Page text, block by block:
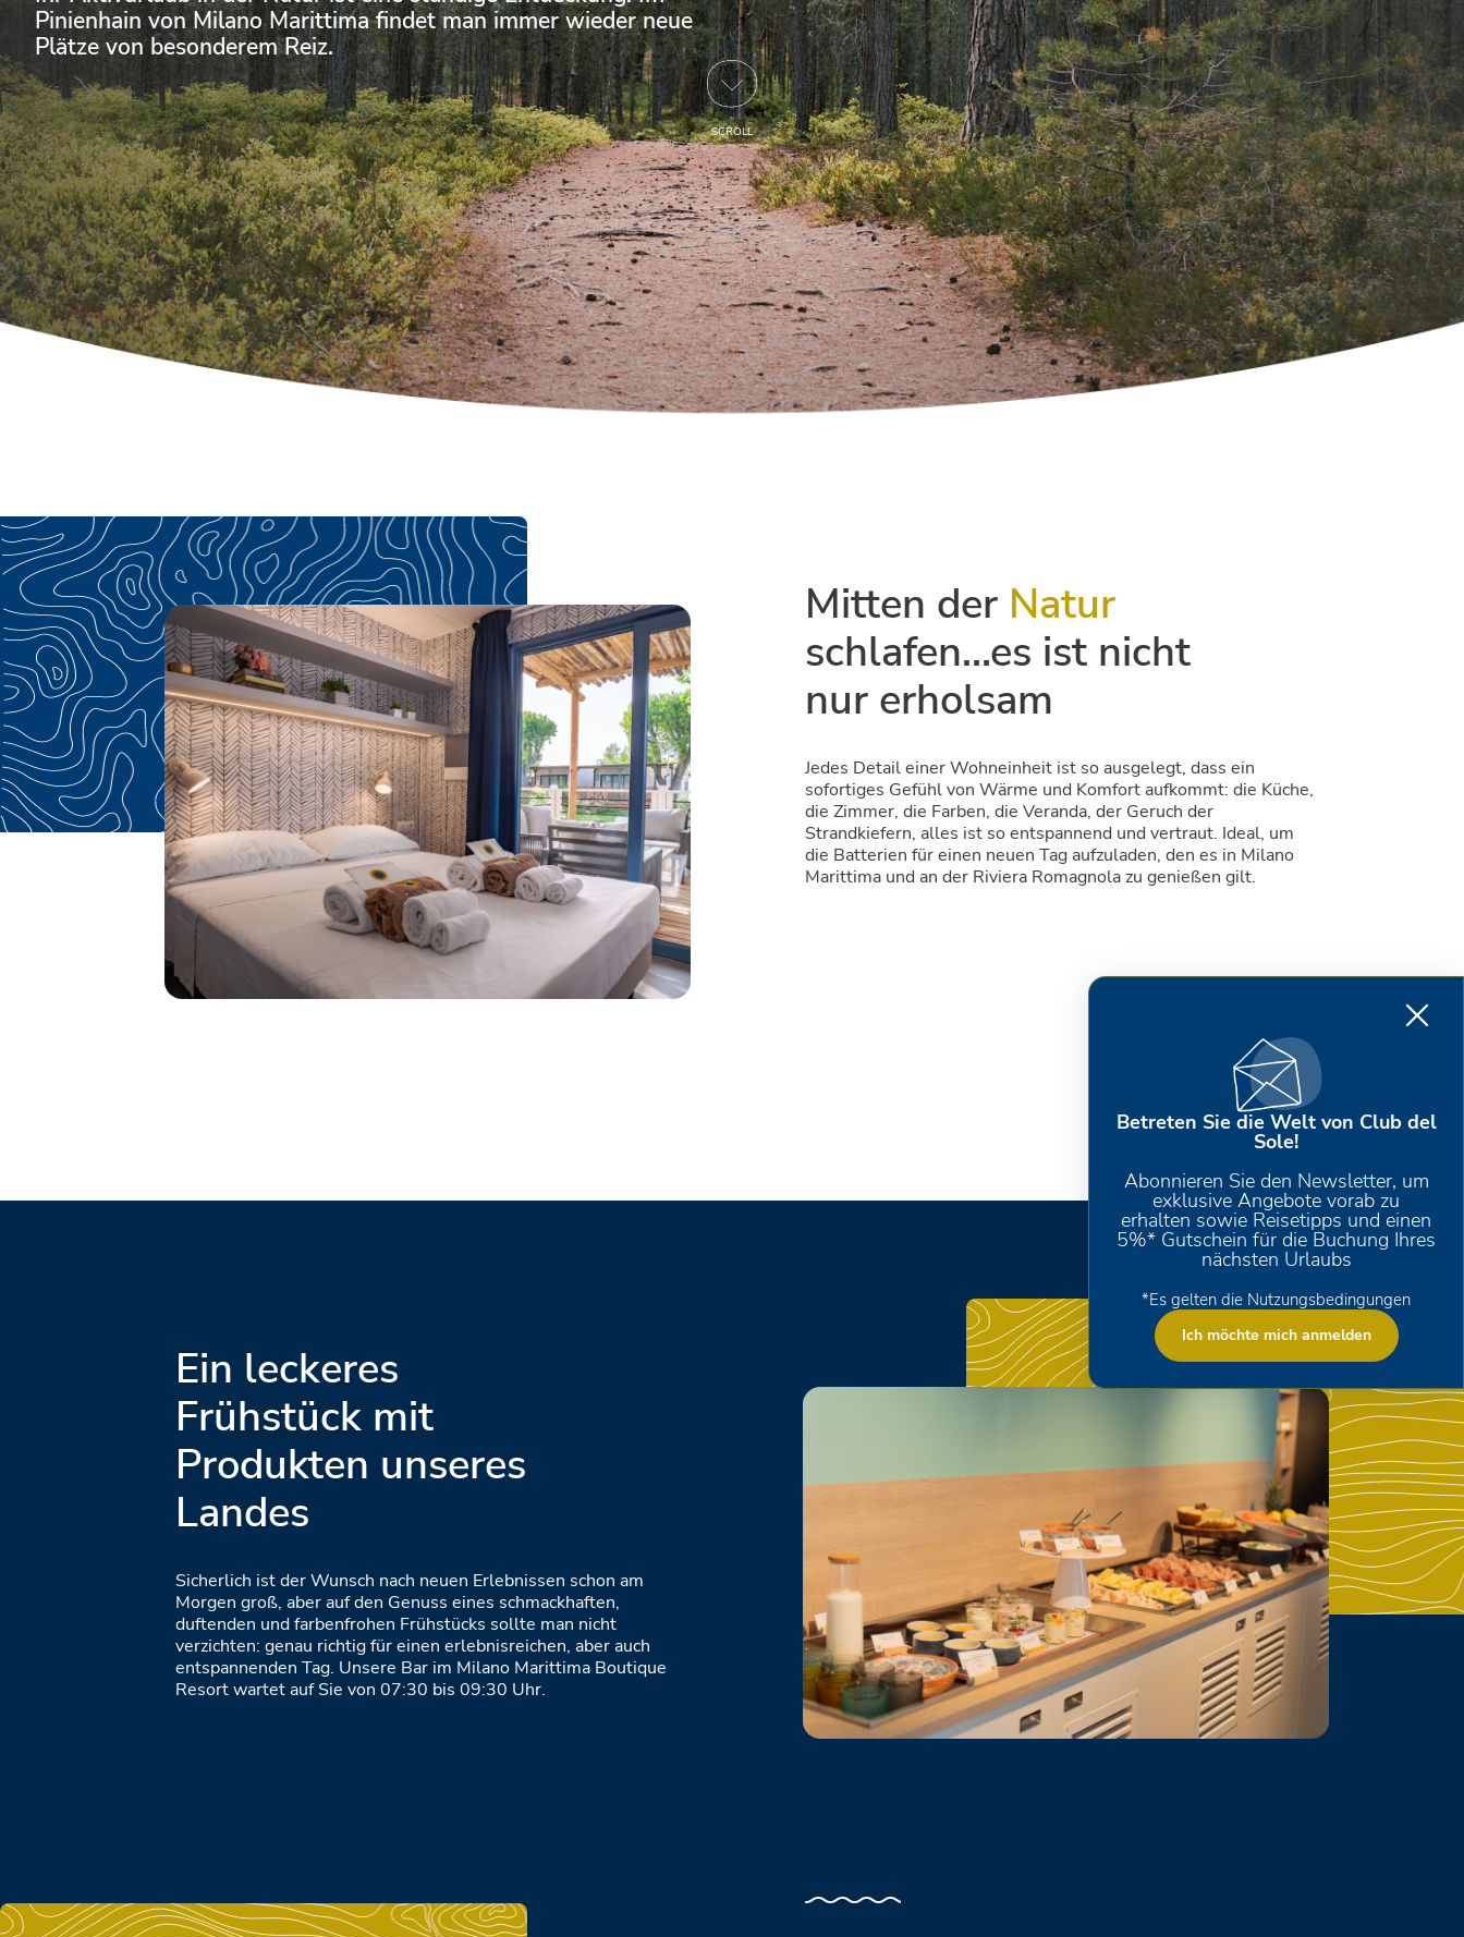
Pinienhain von Milano Marittima findet man immer wieder neue
Plätze von besonderem Reiz.
SCROLL
Mitten der Natur
schlafen…es ist nicht
nur erholsam
Jedes Detail einer Wohneinheit ist so ausgelegt, dass ein
sofortiges Gefühl von Wärme und Komfort aufkommt: die Küche,
die Zimmer, die Farben, die Veranda, der Geruch der
Strandkiefern, alles ist so entspannend und vertraut. Ideal, um
die Batterien für einen neuen Tag aufzuladen, den es in Milano
Marittima und an der Riviera Romagnola zu genießen gilt.
Ein leckeres
Frühstück mit
Produkten unseres
Landes
Sicherlich ist der Wunsch nach neuen Erlebnissen schon am
Morgen groß, aber auf den Genuss eines schmackhaften,
duftenden und farbenfrohen Frühstücks sollte man nicht
verzichten: genau richtig für einen erlebnisreichen, aber auch
entspannenden Tag. Unsere Bar im Milano Marittima Boutique
Resort wartet auf Sie von 07:30 bis 09:30 Uhr.
Betreten Sie die Welt von Club del
Sole!
Abonnieren Sie den Newsletter, um
exklusive Angebote vorab zu
erhalten sowie Reisetipps und einen
5%* Gutschein für die Buchung Ihres
nächsten Urlaubs
*Es gelten die Nutzungsbedingungen
Ich möchte mich anmelden